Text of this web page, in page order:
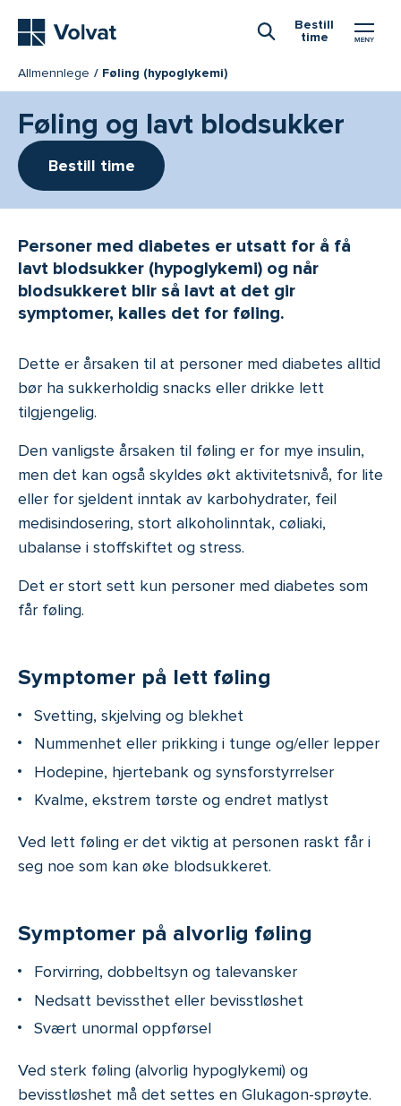
Bestill
time
Allmennlege Føling (hypoglykemi)
Føling og lavt blodsukker
Bestill time
Personer med diabetes er utsatt for å få
lavt blodsukker (hypoglykemi) og når
blodsukkeret blir så lavt at det gir
symptomer, kalles det for føling.
Dette er årsaken til at personer med diabetes alltid
bør ha sukkerholdig snacks eller drikke lett
tilgjengelig.
Den vanligste årsaken til føling er for mye insulin,
men det kan også skyldes økt aktivitetsnivå, for lite
eller for sjeldent inntak av karbohydrater, feil
medisindosering, stort alkoholinntak, cøliaki,
ubalanse i stoffskiftet og stress.
Det er stort sett kun personer med diabetes som
får føling.
Symptomer på lett føling
Svetting, skjelving og blekhet
Nummenhet eller prikking i tunge og/eller lepper
Hodepine, hjertebank og synsforstyrrelser
Kvalme, ekstrem tørste og endret matlyst
Ved lett føling er det viktig at personen raskt får i
seg noe som kan øke blodsukkeret.
Symptomer på alvorlig føling
Forvirring, dobbeltsyn og talevansker
Nedsatt bevissthet eller bevisstløshet
Svært unormal oppførsel
Ved sterk føling (alvorlig hypoglykemi) og
bevisstløshet må det settes en Glukagon-sprøyte.